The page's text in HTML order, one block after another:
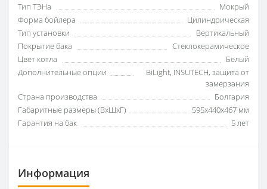
Тип ТЭНа
Мокрый
Форма бойлера
Цилиндрическая
Тип установки
Вертикальный
Покрытие бака
Стеклокерамическое
Цвет котла
Белый
Дополнительные опции
BiLight, INSUTECH, защита от
замерзания
Страна производства
Болгария
Габаритные размеры (ВxШxГ)
595x440x467 мм
Гарантия на бак
5 лет
Информация